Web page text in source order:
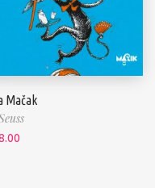
Mačak